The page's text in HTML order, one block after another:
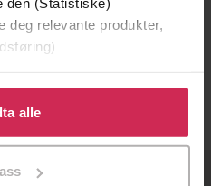
deg relevante produkter,
oss ditt samtykke til å
Du kan også
formål ved å klikke
alle